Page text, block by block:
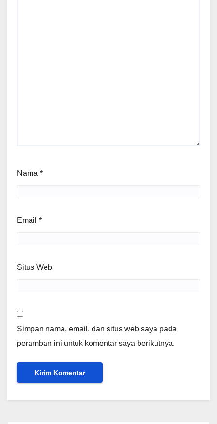
Nama *
Email *
Situs Web
Simpan nama, email, dan situs web saya pada
peramban ini untuk komentar saya berikutnya.